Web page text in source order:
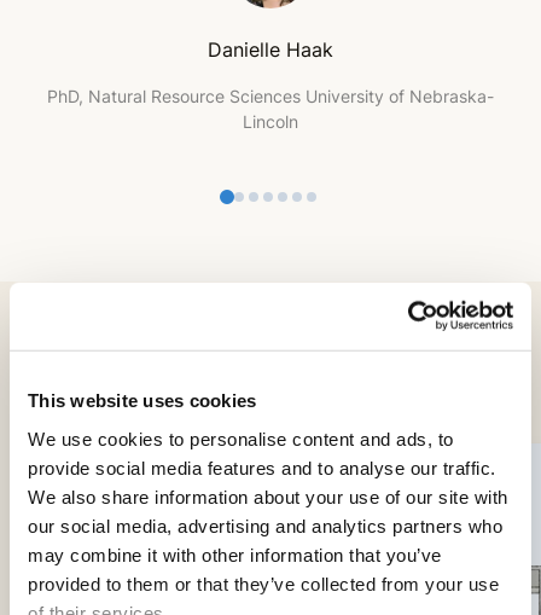
This website uses cookies
We use cookies to personalise content and ads, to
provide social media features and to analyse our traffic.
We also share information about your use of our site with
our social media, advertising and analytics partners who
may combine it with other information that you’ve
provided to them or that they’ve collected from your use
Danielle Haak
PhD, Natural Resource Sciences University of Nebraska-
Lincoln
Servicios relacionados